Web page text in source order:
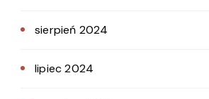
sierpień 2024
lipiec 2024